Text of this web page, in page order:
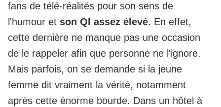
fans de télé-réalités pour son sens de
l'humour et son QI assez élevé. En effet,
cette dernière ne manque pas une occasion
de le rappeler afin que personne ne l'ignore.
Mais parfois, on se demande si la jeune
femme dit vraiment la vérité, notamment
après cette énorme bourde. Dans un hôtel à